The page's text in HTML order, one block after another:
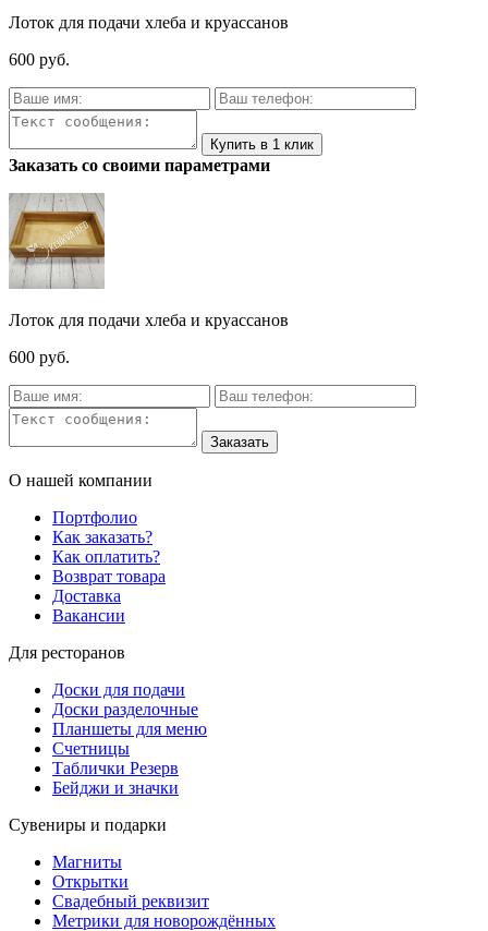
Лоток для подачи хлеба и круассанов
600 руб.
Заказать со своими параметрами
Лоток для подачи хлеба и круассанов
600 руб.
О нашей компании
Портфолио
Как заказать?
Как оплатить?
Возврат товара
Доставка
Вакансии
Для ресторанов
Доски для подачи
Доски разделочные
Планшеты для меню
Счетницы
Таблички Резерв
Бейджи и значки
Сувениры и подарки
Магниты
Открытки
Свадебный реквизит
Метрики для новорождённых